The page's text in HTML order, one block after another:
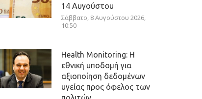
14 Αυγούστου
Σάββατο, 8 Αυγούστου 2026,
10:50
Health Monitoring: Η
εθνική υποδομή για
αξιοποίηση δεδομένων
υγείας προς όφελος των